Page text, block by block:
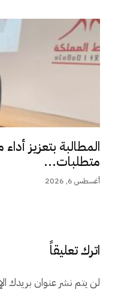
المطالبة بتعزيز
متطلبات...
أغسطس 6, 2026
اترك تعليقاً
لن يتم نشر عنوان بريدك